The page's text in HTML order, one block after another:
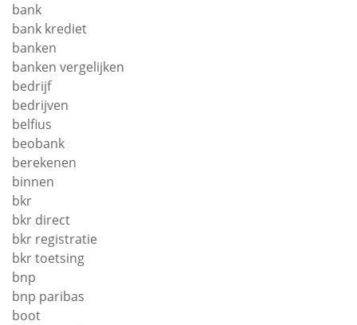
bank
bank krediet
banken
banken vergelijken
bedrijf
bedrijven
belfius
beobank
berekenen
binnen
bkr
bkr direct
bkr registratie
bkr toetsing
bnp
bnp paribas
boot